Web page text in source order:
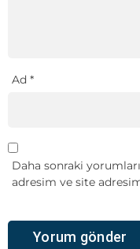
Ad *
Daha sonraki
adresim ve site